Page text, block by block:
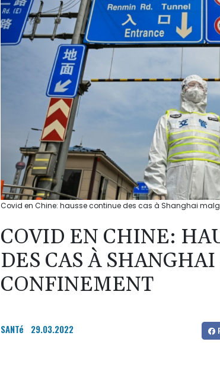
Covid en Chine: hausse continue des cas à Shanghai
COVID EN CHINE:
DES CAS À
CONFINEMENT
SANTé 29.03.2022